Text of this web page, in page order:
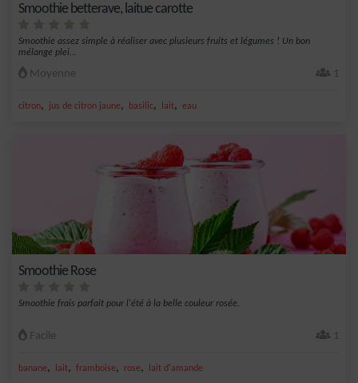
Smoothie betterave, laitue carotte
Smoothie assez simple à réaliser avec plusieurs fruits et légumes ! Un bon
mélange plei...
Moyenne 1
citron, jus de citron jaune, basilic, lait, eau
Smoothie Rose
Smoothie frais parfait pour l'été à la belle couleur rosée.
Facile 1
banane, lait, framboise, rose, lait d'amande